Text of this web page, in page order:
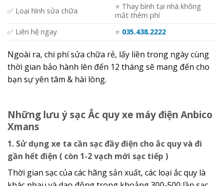
✅ Loại hình sửa chữa
⭐️ Thay bình tại nhà không
mất thêm phí
✅ Liên hệ ngay
⭐️ 035.438.2222
Ngoài ra, chi phí sửa chữa rẻ, lấy liền trong ngày cùng
thời gian bảo hành lên đến 12 tháng sẽ mang đến cho
bạn sự yên tâm & hài lòng.
Những lưu ý sạc Ắc quy xe máy điện Anbico
Xmans
1. Sử dụng xe ta cần sạc đầy điện cho ắc quy và đi
gần hết điện ( còn 1-2 vạch mới sạc tiếp )
Thời gian sạc của các hãng sản xuất, các loại ắc quy là